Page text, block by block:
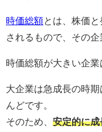
時価総額とは、株価
されるもので、その
時価総額が大きい企業
大企業は急成長の時
んどです。
そのため、 安定的に